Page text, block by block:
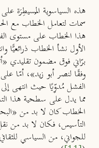
هذه السياسوية المُسيطِرَة
سمات لتعامل الخطاب مع
هذا الخطاب على مستوى
الأول نشأ الخطاب ذرائعيًّا
برّاني فوق مضمون تقليدي
وفقًا لنصر أبو زيد»، أمّا
الفشل مُدوِّيًا حيث انتهى إلى
مما يدل على سطحية هذا
الخطاب كان لا بد من
التأسيس، فكان لا بد من نقل
للجواني، من السياسي